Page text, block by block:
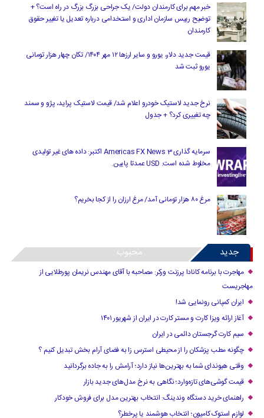
خبر مهم برای کارمندان دولت/ یک جراحی بزرگ بزرگ در راه است؟ +
توضیح رییس سازمان اداری و استخدامی درباره تعدیل یا تغییر حقوق
کارمندان
قیمت جدید دلار، یورو و سایر ارزها ۱۲ مهر ۱۴۰۴/ تکان چهار هزار تومانی
یورو ثبت شد
نرخ جدید لاستیک خودرو اعلام شد/ قیمت لاستیک پراید، پژو و سمند
چه تغییری کرد؟ + جدول
سرمایه گذاری Americas FX News 3 اکتبر: داده های غیر تولیدی
مخلوط شده است. USD عمدتا پایین.
مرغ ۸۰ هزار تومانی آمد/ مرغ ارزان را از کجا بخریم؟
جدید محبوب
مهاجرت با برنامه کانادا پرزنت ورکر: مصاحبه با آقای مهندس نریمان پورطلایی از
مهاجریست
ایران کمپانی رونمایی شد!
آغاز ارائه ویزا کارت و مستر کارت در ایران از شهریور ۱۴۰۱
سیم کارت گرجستان دائمی در ایران
چگونه مطب پزشکان را از محیطی استرس زا به فضای آرام بخش تبدیل کنیم ؟
وقتی هیوندای شما به بهترین‌ها نیاز دارد؛ آرامش را به جاده برگردانید
قیمت گوشی‌های تازه‌وارد؛ نگاهی به نرخ مدل‌های جدید بازار
راهنمای خرید دستگاه وندینگ: انتخاب بهترین مدل برای فروش خودکار
لوازم استوک کامیون؛ انتخاب هوشمند یا پرخطر؟